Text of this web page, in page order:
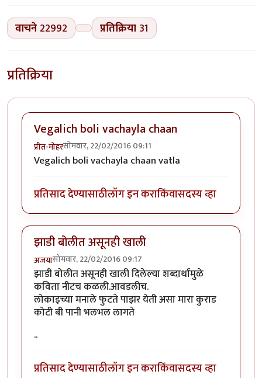
वाचने 22992 प्रतिक्रिया 31
प्रतिक्रिया
Vegalich boli vachayla chaan
प्रीत-मोहरसोमवार, 22/02/2016 09:11
Vegalich boli vachayla chaan vatla
प्रतिसाद देण्यासाठीलॉग इन कराकिंवासदस्य व्हा
झाडी बोलीत असूनही खाली
अजयासोमवार, 22/02/2016 09:17
झाडी बोलीत असूनही खाली दिलेल्या शब्दार्थांमुळे
कविता नीटच कळली.आवडलीच.
लोकाइच्या मनाले फुटते पाझर येती असा मारा कुराड
कोटी बी पानी भलभल लागते
..
प्रतिसाद देण्यासाठीलॉग इन कराकिंवासदस्य व्हा